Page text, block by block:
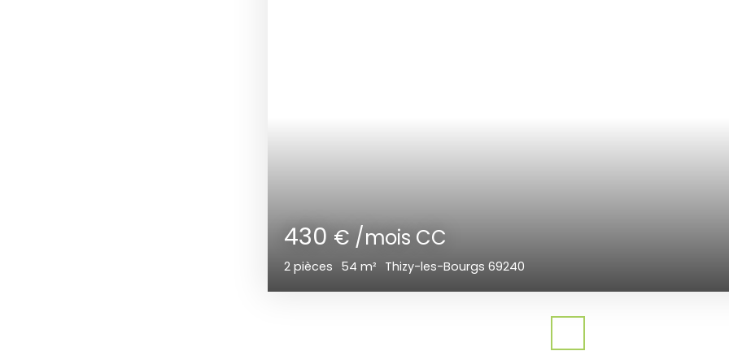
310 000€
4pièces 87m² Meyzieu 69330